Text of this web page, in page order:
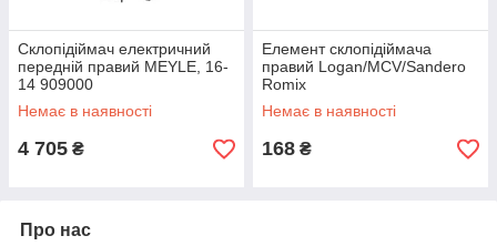
Склопідіймач електричний
передній правий MEYLE, 16-
14 909000
Немає в наявності
4 705 ₴
Елемент склопідіймача
правий Logan/MCV/Sandero
Romix
Немає в наявності
168 ₴
Про нас